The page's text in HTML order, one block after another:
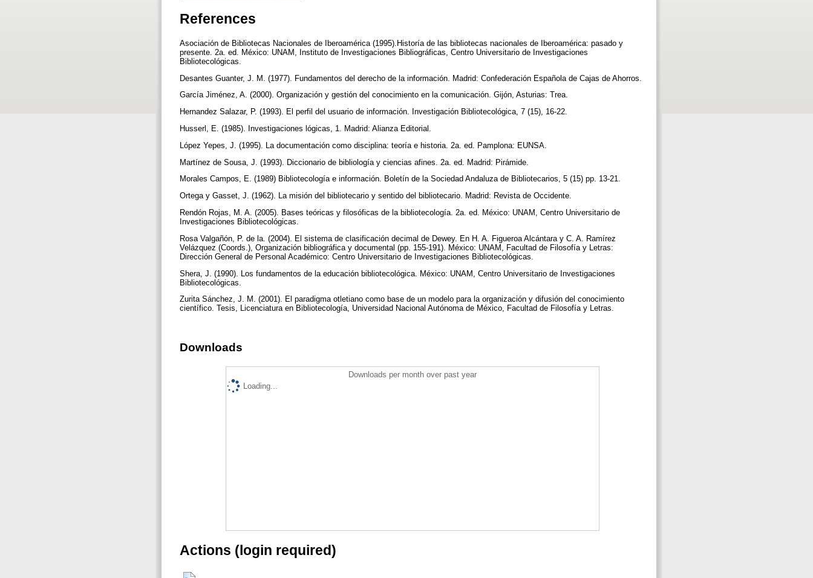
References
Asociación de Bibliotecas Nacionales de Iberoamérica (1995).Historía de las bibliotecas nacionales de Iberoamérica: pasado y
presente. 2a. ed. México: UNAM, Instituto de Investigaciones Bibliográficas, Centro Universitario de Investigaciones
Bibliotecológicas.
Desantes Guanter, J. M. (1977). Fundamentos del derecho de la información. Madrid: Confederación Española de Cajas de Ahorros.
García Jiménez, A. (2000). Organización y gestión del conocimiento en la comunicación. Gijón, Asturias: Trea.
Hernandez Salazar, P. (1993). El perfil del usuario de información. Investigación Bibliotecológica, 7 (15), 16-22.
Husserl, E. (1985). Investigaciones lógicas, 1. Madrid: Alianza Editorial.
López Yepes, J. (1995). La documentación como disciplina: teoría e historia. 2a. ed. Pamplona: EUNSA.
Martínez de Sousa, J. (1993). Diccionario de bibliología y ciencias afines. 2a. ed. Madrid: Pirámide.
Morales Campos, E. (1989) Bibliotecología e información. Boletín de la Sociedad Andaluza de Bibliotecarios, 5 (15) pp. 13-21.
Ortega y Gasset, J. (1962). La misión del bibliotecario y sentido del bibliotecario. Madrid: Revista de Occidente.
Rendón Rojas, M. A. (2005). Bases teóricas y filosóficas de la bibliotecología. 2a. ed. México: UNAM, Centro Universitario de
Investigaciones Bibliotecológicas.
Rosa Valgañón, P. de la. (2004). El sistema de clasificación decimal de Dewey. En H. A. Figueroa Alcántara y C. A. Ramírez
Velázquez (Coords.), Organización bibliográfica y documental (pp. 155-191). México: UNAM, Facultad de Filosofía y Letras:
Dirección General de Personal Académico: Centro Universitario de Investigaciones Bibliotecológicas.
Shera, J. (1990). Los fundamentos de la educación bibliotecológica. México: UNAM, Centro Universitario de Investigaciones
Bibliotecológicas.
Zurita Sánchez, J. M. (2001). El paradigma otletiano como base de un modelo para la organización y difusión del conocimiento
científico. Tesis, Licenciatura en Bibliotecología, Universidad Nacional Autónoma de México, Facultad de Filosofía y Letras.
Downloads
Downloads per month over past year
Loading...
Actions (login required)